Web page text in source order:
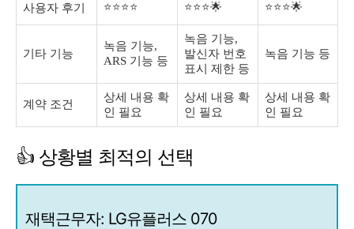
사용자 후기 ⭐⭐⭐⭐ ⭐⭐⭐🌟 ⭐⭐⭐🌟
기타 기능
녹음 기능,
ARS 기능 등
녹음 기능,
발신자 번호
표시 제한 등
녹음 기능 등
계약 조건
상세 내용 확
인 필요
상세 내용 확
인 필요
상세 내용 확
인 필요
👍 상황별 최적의 선택
재택근무자: LG유플러스 070